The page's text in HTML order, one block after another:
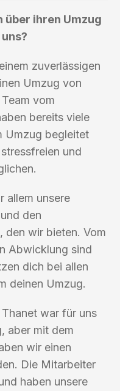
über ihren Umzug
zuverlässigen
Umzug von
vom
bereits viele
Umzug begleitet
und
allem unsere
den
den wir bieten. Vom
Abwicklung sind
dich bei allen
deinen Umzug.
war für uns
aber mit dem
wir einen
Die Mitarbeiter
haben unsere